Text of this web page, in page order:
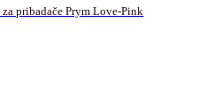
pribadače Prym Love-Pink